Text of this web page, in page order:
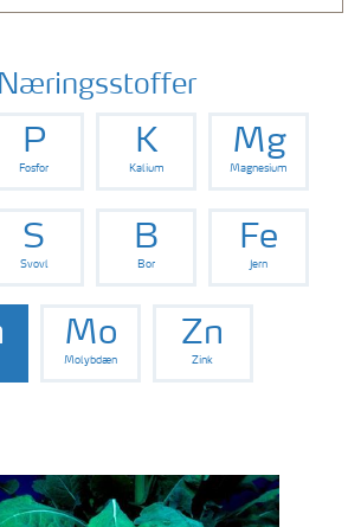
Næringsstoffer
P
Fosfor
K
Kalium
Mg
Magnesium
S
Svovl
B
Bor
Fe
Jern
Mo
Molybdæn
Zn
Zink